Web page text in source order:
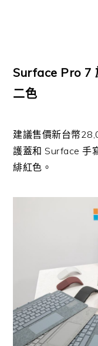
Surface Pro 7
二色
建議售價新台幣
護蓋和 Surface 手
緋紅色。